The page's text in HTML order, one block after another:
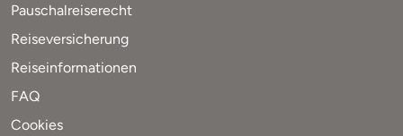
Pauschalreiserecht
Reiseversicherung
Reiseinformationen
FAQ
Cookies